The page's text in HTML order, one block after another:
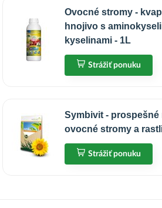
Ovocné stromy -
hnojivo s
kyselinami - 1L
Strážiť ponuku
Symbivit -
ovocné stromy a
Strážiť ponuku